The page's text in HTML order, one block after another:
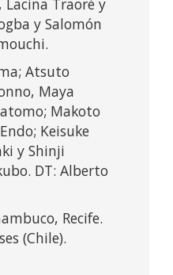
y Salomón
Atsuto
Maya
Makoto
Keisuke
y Shinji
DT: Alberto
Recife.
(Chile).